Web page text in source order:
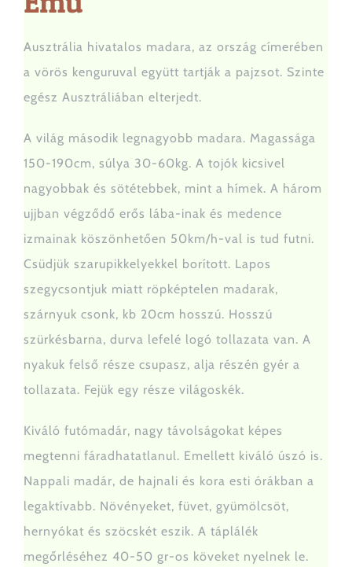
Büfé
Látnivalók
Parkolás
Csoportok
Szabályzat
Támogatás
Partnereink
Kapcsolat
Ausztrália hivatalos madara, az ország címerében
a vörös kenguruval együtt tartják a pajzsot. Szinte
egész Ausztráliában elterjedt.
A világ második legnagyobb madara. Magassága
150-190cm, súlya 30-60kg. A tojók kicsivel
nagyobbak és sötétebbek, mint a hímek. A három
ujjban végződő erős lába-inak és medence
izmainak köszönhetően 50km/h-val is tud futni.
Csüdjük szarupikkelyekkel borított. Lapos
szegycsontjuk miatt röpképtelen madarak,
szárnyuk csonk, kb 20cm hosszú. Hosszú
szürkésbarna, durva lefelé logó tollazata van. A
nyakuk felső része csupasz, alja részén gyér a
tollazata. Fejük egy része világoskék.
Kiváló futómadár, nagy távolságokat képes
megtenni fáradhatatlanul. Emellett kiváló úszó is.
Nappali madár, de hajnali és kora esti órákban a
legaktívabb. Növényeket, füvet, gyümölcsöt,
hernyókat és szöcskét eszik. A táplálék
megőrléséhez 40-50 gr-os köveket nyelnek le.